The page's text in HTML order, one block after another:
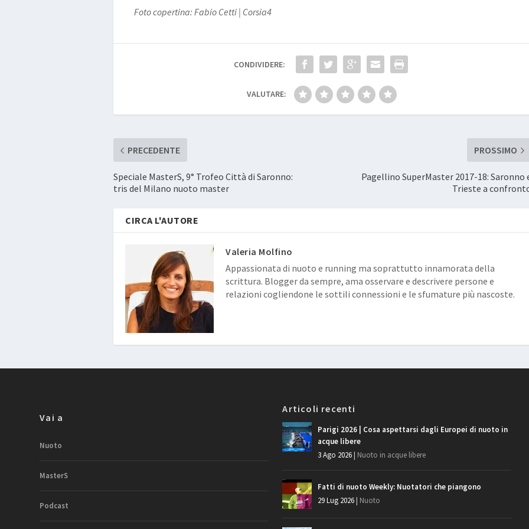
Foto copertina: Fabio Cetti | Corsia4
CONDIVIDERE:
VALUTARE:
PRECEDENTE
Speciale MasterS, 9° Trofeo Città di Saronno:
tris del Milano nuoto master
PROSSIMO
Pagellino SuperMaster 2017-18: Saronno
Trieste a
CIRCA L'AUTORE
Valeria Molfino
Appassionata di nuoto e running ma soprattutto innamorata della
scrittura. Blogger da sempre, ama osservare e descrivere persone e
relazioni cogliendone le sottili connessioni e le sfumature più nascoste.
Vai a
Nuoto
MasterS
Podcast
Articoli recenti
Parigi 2026 | Cosa aspettarsi dagli Europei di nuoto in
acque libere
3 Ago 2026| Nuoto in acque libere
Fatti di nuoto Weekly: Nuotatori che piangono
29 Lug 2026| Nuoto